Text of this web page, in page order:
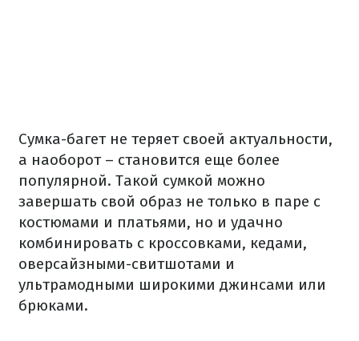
Сумка-багет не теряет своей актуальности,
а наоборот – становится еще более
популярной. Такой сумкой можно
завершать свой образ не только в паре с
костюмами и платьями, но и удачно
комбинировать с кроссовками, кедами,
оверсайзными-свитшотами и
ультрамодными широкими джинсами или
брюками.